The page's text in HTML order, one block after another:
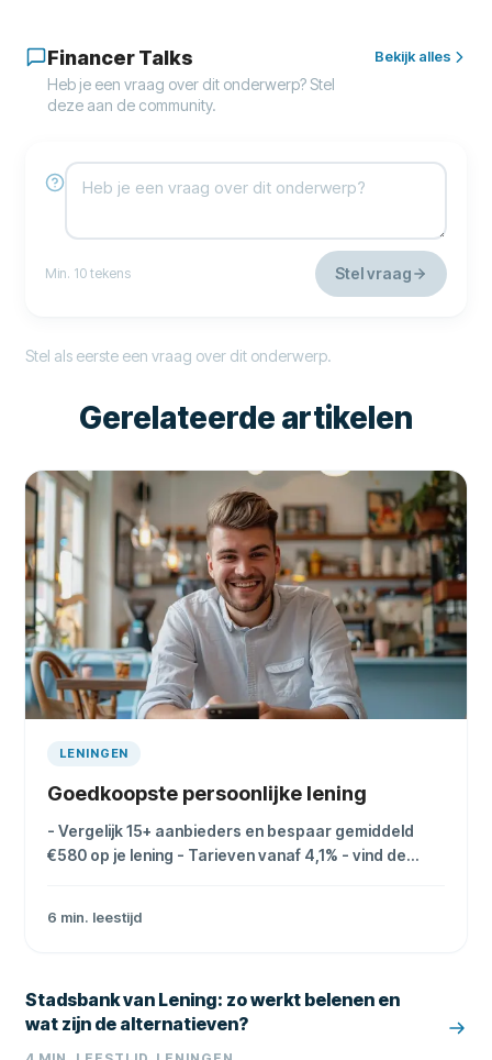
Financer Talks
Heb je een vraag over dit onderwerp? Stel
deze aan de community.
Bekijk alles
Min. 10 tekens Stel vraag
Stel als eerste een vraag over dit onderwerp.
Gerelateerde artikelen
LENINGEN
Goedkoopste persoonlijke lening
- Vergelijk 15+ aanbieders en bespaar gemiddeld
€580 op je lening - Tarieven vanaf 4,1% - vind de
6 min. leestijd
Stadsbank van Lening: zo werkt belenen en
wat zijn de alternatieven?